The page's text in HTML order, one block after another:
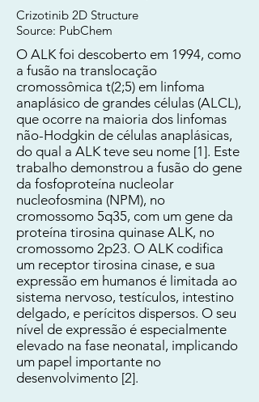
Crizotinib 2D Structure
Source: PubChem
O ALK foi descoberto em 1994, como
a fusão na translocação
cromossômica t(2;5) em linfoma
anaplásico de grandes células (ALCL),
que ocorre na maioria dos linfomas
não-Hodgkin de células anaplásicas,
do qual a ALK teve seu nome [1]. Este
trabalho demonstrou a fusão do gene
da fosfoproteína nucleolar
nucleofosmina (NPM), no
cromossomo 5q35, com um gene da
proteína tirosina quinase ALK, no
cromossomo 2p23. O ALK codifica
um receptor tirosina cinase, e sua
expressão em humanos é limitada ao
sistema nervoso, testículos, intestino
delgado, e perícitos dispersos. O seu
nível de expressão é especialmente
elevado na fase neonatal, implicando
um papel importante no
desenvolvimento [2].